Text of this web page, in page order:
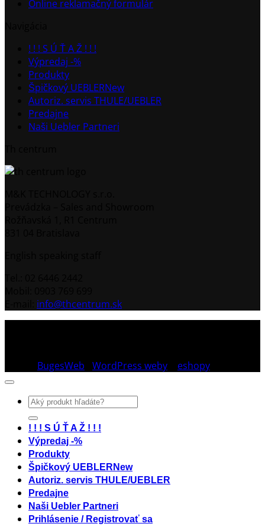
Online reklamačný formulár
! ! ! S Ú Ť A Ž ! ! !
Výpredaj -%
Produkty
Špičkový UEBLER
Autoriz. servis THULE/UEBLER
Predajne
Naši Uebler Partneri
info@thcentrum.sk
BugesWeb WordPress weby eshopy
Hľadať:
! ! ! S Ú Ť A Ž ! ! !
Výpredaj -%
Produkty
Špičkový UEBLER
Autoriz. servis THULE/UEBLER
Predajne
Naši Uebler Partneri
Prihlásenie / Registrovať sa